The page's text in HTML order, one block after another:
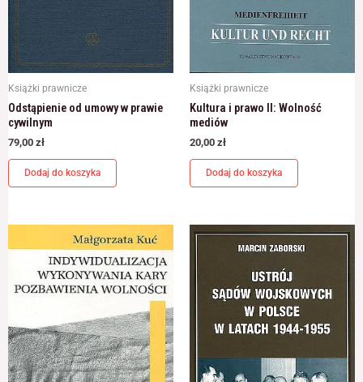
Książki prawnicze
Odstąpienie od umowy w prawie
cywilnym
79,00 zł
Dodaj do koszyka
Książki prawnicze
Kultura i prawo II: Wolność
mediów
20,00 zł
Dodaj do koszyka